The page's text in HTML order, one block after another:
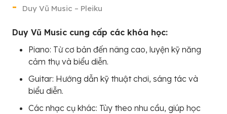
Duy Vũ Music – Pleiku
Duy Vũ Music cung cấp các khóa học:
Piano: Từ cơ bản đến nâng cao, luyện kỹ năng
cảm thụ và biểu diễn.
Guitar: Hướng dẫn kỹ thuật chơi, sáng tác và
biểu diễn.
Các nhạc cụ khác: Tùy theo nhu cầu, giúp học